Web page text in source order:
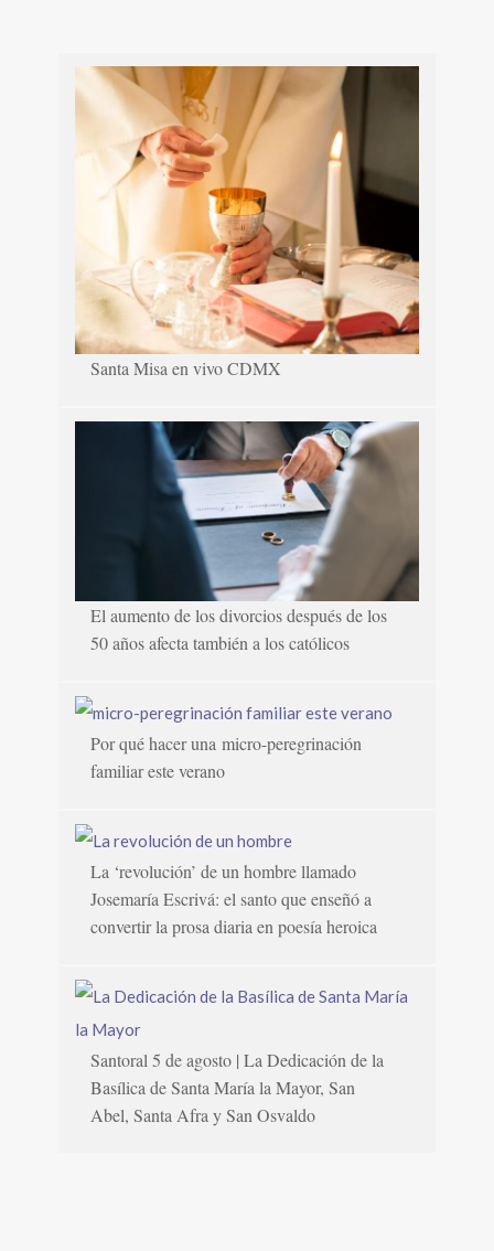
Santa Misa en vivo CDMX
El aumento de los divorcios después de los
50 años afecta también a los católicos
Por qué hacer una micro-peregrinación
familiar este verano
La ‘revolución’ de un hombre llamado
Josemaría Escrivá: el santo que enseñó a
convertir la prosa diaria en poesía heroica
Santoral 5 de agosto | La Dedicación de la
Basílica de Santa María la Mayor, San
Abel, Santa Afra y San Osvaldo